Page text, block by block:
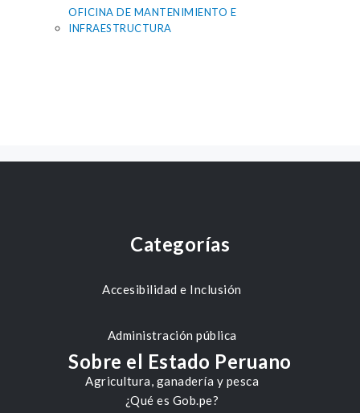
OFICINA DE MANTENIMIENTO E
INFRAESTRUCTURA
Categorías
Accesibilidad e Inclusión
Administración pública
Agricultura, ganadería y pesca
Sobre el Estado Peruano
¿Qué es Gob.pe?